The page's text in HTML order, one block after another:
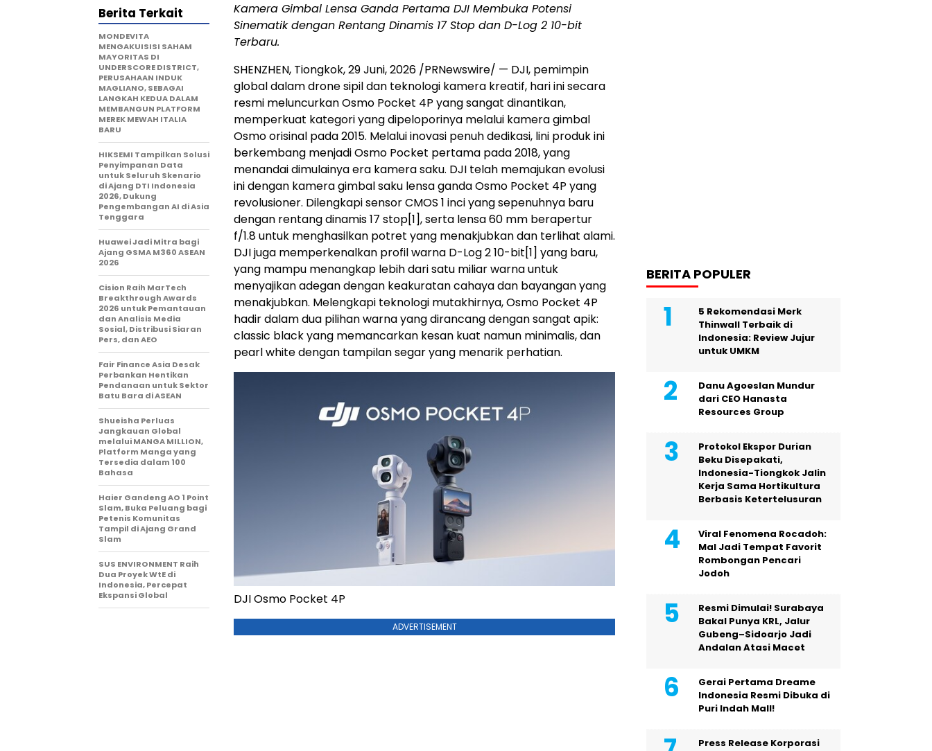
Kamera Gimbal Lensa Ganda Pertama DJI Membuka Potensi
Sinematik dengan Rentang Dinamis 17 Stop dan D-Log 2 10-bit
Terbaru.
SHENZHEN, Tiongkok, 29 Juni, 2026 /PRNewswire/ — DJI, pemimpin
global dalam drone sipil dan teknologi kamera kreatif, hari ini secara
resmi meluncurkan Osmo Pocket 4P yang sangat dinantikan,
memperkuat kategori yang dipeloporinya melalui kamera gimbal
Osmo orisinal pada 2015. Melalui inovasi penuh dedikasi, lini produk ini
berkembang menjadi Osmo Pocket pertama pada 2018, yang
menandai dimulainya era kamera saku. DJI telah memajukan evolusi
ini dengan kamera gimbal saku lensa ganda Osmo Pocket 4P yang
revolusioner. Dilengkapi sensor CMOS 1 inci yang sepenuhnya baru
dengan rentang dinamis 17 stop[1], serta lensa 60 mm berapertur
f/1.8 untuk menghasilkan potret yang menakjubkan dan terlihat alami.
DJI juga memperkenalkan profil warna D-Log 2 10-bit[1] yang baru,
yang mampu menangkap lebih dari satu miliar warna untuk
menyajikan adegan dengan keakuratan cahaya dan bayangan yang
menakjubkan. Melengkapi teknologi mutakhirnya, Osmo Pocket 4P
hadir dalam dua pilihan warna yang dirancang dengan sangat apik:
classic black yang memancarkan kesan kuat namun minimalis, dan
pearl white dengan tampilan segar yang menarik perhatian.
DJI Osmo Pocket 4P
ADVERTISEMENT
Berita Terkait
MONDEVITA
MENGAKUISISI SAHAM
MAYORITAS DI
UNDERSCORE DISTRICT,
PERUSAHAAN INDUK
MAGLIANO, SEBAGAI
LANGKAH KEDUA DALAM
MEMBANGUN PLATFORM
MEREK MEWAH ITALIA
BARU
HIKSEMI Tampilkan Solusi
Penyimpanan Data
untuk Seluruh Skenario
di Ajang DTI Indonesia
2026, Dukung
Pengembangan AI di Asia
Tenggara
Huawei Jadi Mitra bagi
Ajang GSMA M360 ASEAN
2026
Cision Raih MarTech
Breakthrough Awards
2026 untuk Pemantauan
dan Analisis Media
Sosial, Distribusi Siaran
Pers, dan AEO
Fair Finance Asia Desak
Perbankan Hentikan
Pendanaan untuk Sektor
Batu Bara di ASEAN
Shueisha Perluas
Jangkauan Global
melalui MANGA MILLION,
Platform Manga yang
Tersedia dalam 100
Bahasa
Haier Gandeng AO 1 Point
Slam, Buka Peluang bagi
Petenis Komunitas
Tampil di Ajang Grand
Slam
SUS ENVIRONMENT Raih
Dua Proyek WtE di
Indonesia, Percepat
Ekspansi Global
BERITA POPULER
5 Rekomendasi Merk
Thinwall Terbaik di
Indonesia: Review Jujur
untuk UMKM
Danu Agoeslan Mundur
dari CEO Hanasta
Resources Group
Protokol Ekspor Durian
Beku Disepakati,
Indonesia-Tiongkok Jalin
Kerja Sama Hortikultura
Berbasis Ketertelusuran
Viral Fenomena Rocadoh:
Mal Jadi Tempat Favorit
Rombongan Pencari
Jodoh
Resmi Dimulai! Surabaya
Bakal Punya KRL, Jalur
Gubeng–Sidoarjo Jadi
Andalan Atasi Macet
Gerai Pertama Dreame
Indonesia Resmi Dibuka di
Puri Indah Mall!
Press Release Korporasi